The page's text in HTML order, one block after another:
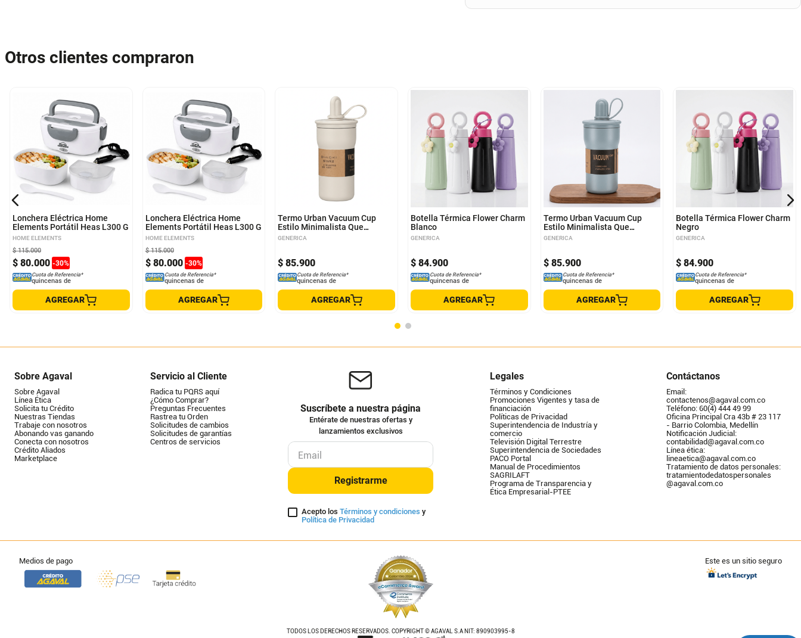
Otros clientes compraron
Lonchera Eléctrica Home
Elements Portátil Heas L300 G
HOME ELEMENTS
$ 80.000 -30%
$ 115.000
Cuota de Referencia*
quincenas de
AGREGAR
Lonchera Eléctrica Home
Elements Portátil Heas L300 G
HOME ELEMENTS
$ 80.000 -30%
$ 115.000
Cuota de Referencia*
quincenas de
AGREGAR
Termo Urban Vacuum Cup
Estilo Minimalista Que
Conserva Tu Ritmo Blanco
GENERICA
$ 85.900
Cuota de Referencia*
quincenas de
AGREGAR
Botella Térmica Flower Charm
Blanco
GENERICA
$ 84.900
Cuota de Referencia*
quincenas de
AGREGAR
Termo Urban Vacuum Cup
Estilo Minimalista Que
Conserva Tu Ritmo Azul
GENERICA
$ 85.900
Cuota de Referencia*
quincenas de
AGREGAR
Botella Térmica Flower Charm
Negro
GENERICA
$ 84.900
Cuota de Referencia*
quincenas de
AGREGAR
Sobre Agaval
Sobre Agaval
Línea Ética
Solicita tu Crédito
Nuestras Tiendas
Trabaje con nosotros
Abonando vas ganando
Conecta con nosotros
Crédito Aliados
Marketplace
Servicio al Cliente
Radica tu PQRS aquí
¿Cómo Comprar?
Preguntas Frecuentes
Rastrea tu Orden
Solicitudes de cambios
Solicitudes de garantías
Centros de servicios
Suscríbete a nuestra página
Entérate de nuestras ofertas y
lanzamientos exclusivos
Registrarme
Acepto los Términos y condiciones y
Política de Privacidad
Legales
Términos y Condiciones
Promociones Vigentes y tasa de
financiación
Políticas de Privacidad
Superintendencia de Industría y
comercio
Televisión Digital Terrestre
Superintendencia de Sociedades
PACO Portal
Manual de Procedimientos
SAGRILAFT
Programa de Transparencia y
Ética Empresarial-PTEE
Contáctanos
Email:
contactenos@agaval.com.co
Teléfono: 60(4) 444 49 99
Oficina Principal Cra 43b # 23 117
- Barrio Colombia, Medellín
Notificación Judicial:
contabilidad@agaval.com.co
Línea ética:
lineaetica@agaval.com.co
Tratamiento de datos personales:
tratamientodedatospersonales
@agaval.com.co
Medios de pago
TODOS LOS DERECHOS RESERVADOS. COPYRIGHT © AGAVAL S.A NIT: 890903995-8
Este es un sitio seguro